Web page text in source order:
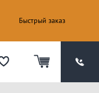
Быстрый заказ